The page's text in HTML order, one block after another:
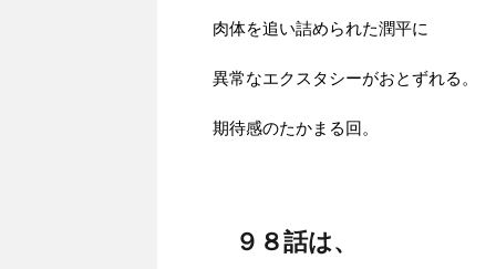
肉体を追い詰められた潤平に
異常なエクスタシーがおとずれる。
期待感のたかまる回。
９８話は、